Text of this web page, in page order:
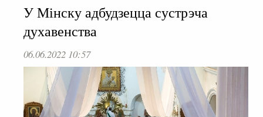
У Мінску адбудзецца сустрэча
духавенства
06.06.2022 10:57